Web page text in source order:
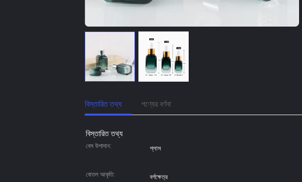
বিস্তারিত তথ্য পণ্যের বর্ণনা
বিস্তারিত তথ্য
বেস উপাদান: গ্লাস
বোতল আকৃতি:
বর্গক্ষেত্র